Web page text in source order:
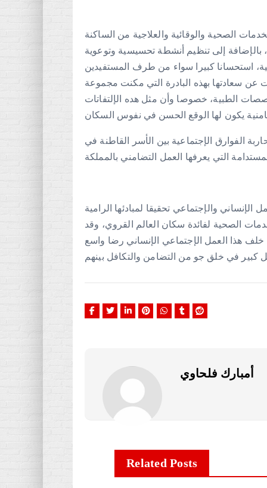
الصحية والوقائية والعلاجية من الساكنة
بالإضافة إلى تنظيم أنشطة تحسيسية وتوعوية
استحسانا كبيرا سواء من طرف المستفيدين
سعادتها بهذه البادرة التي مكنت مجموعة
الطبية، خصوصا وأن مثل هده الإلتفاتات
الفوارق الإجتماعية بين الأسر القاطنة في
والإجتماعي تحقيقا لمبادئها الرامية
الصحية لفائدة سكان العالم القروي، وقد
هذا العمل الإجتماعي الإنساني رضا واسع
في خلق جو من التضامن والتكافل بينهم
أمبارك فلحاوي
Related Posts